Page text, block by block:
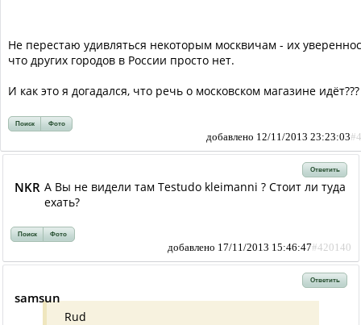
Не перестаю удивляться некоторым москвичам - их
что других городов в России просто нет.
И как это я догадался, что речь о московском магазине
Поиск Фото
добавлено 12/11/2013 23:23:03
Ответить
NKR А Вы не видели там Testudo kleimanni ? Стоит ли туда
ехать?
Поиск Фото
добавлено 17/11/2013 15:46:47#420140
Ответить
samsun
Rud